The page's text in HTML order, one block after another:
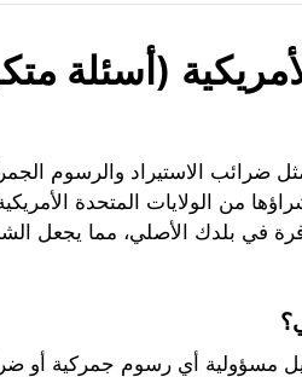
(أسئلة
ضرائب الاستيراد والرسوم
من الولايات المتحدة
في بلدك الأصلي، مما يجعل
مسؤولية أي رسوم جمركية